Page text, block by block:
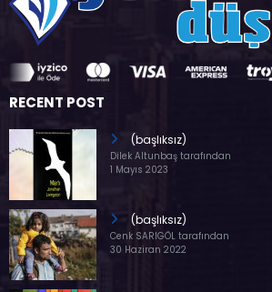
RECENT POST
(başlıksız)
Dilek Altunbaş tarafından
1 Mayıs 2023
(başlıksız)
Cenk SARIGÖL tarafından
30 Haziran 2022